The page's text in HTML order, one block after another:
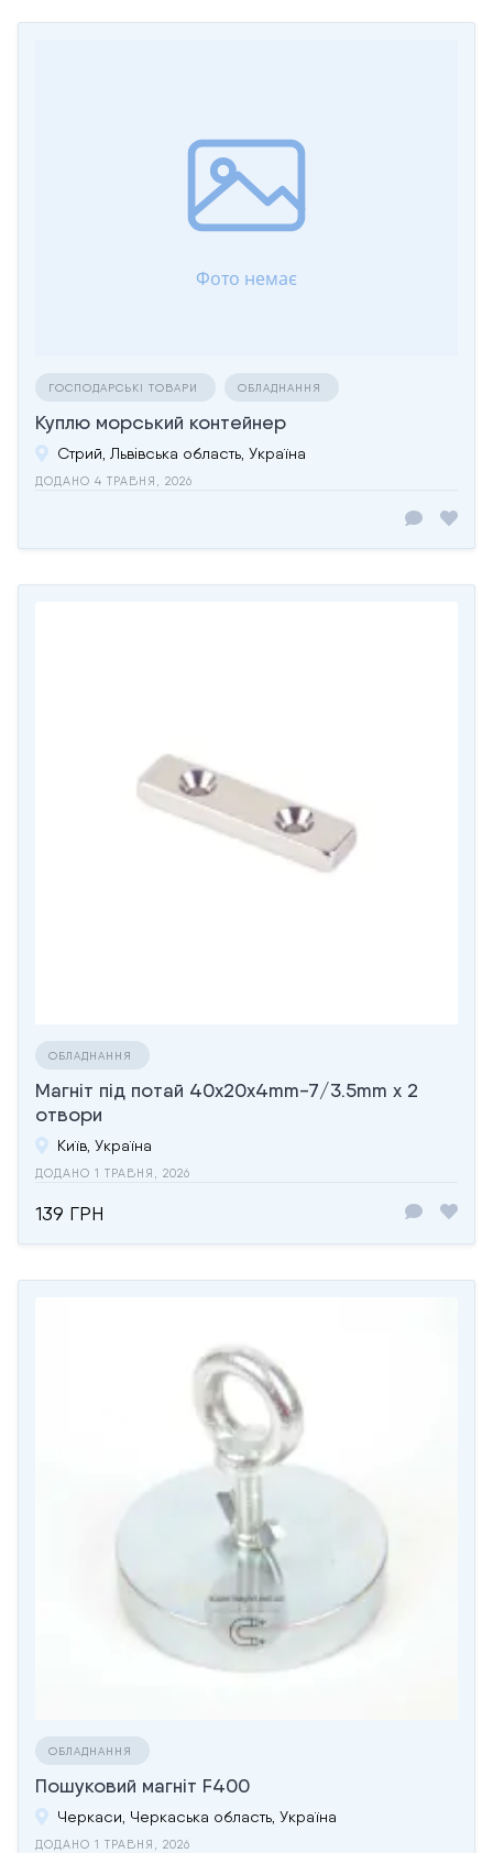
ГОСПОДАРСЬКІ ТОВАРИ ОБЛАДНАННЯ
Куплю морський контейнер
Стрий, Львівська область, Україна
ДОДАНО 4 ТРАВНЯ, 2026
ОБЛАДНАННЯ
Магніт під потай 40x20x4mm-7/3.5mm х 2
отвори
Київ, Україна
ДОДАНО 1 ТРАВНЯ, 2026
139 ГРН
ОБЛАДНАННЯ
Пошуковий магніт F400
Черкаси, Черкаська область, Україна
ДОДАНО 1 ТРАВНЯ, 2026